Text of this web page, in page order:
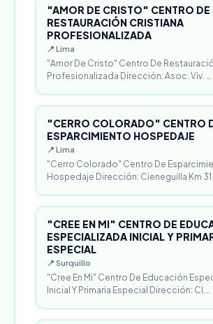
"AMOR DE CRISTO" CENTRO DE
RESTAURACIÓN CRISTIANA
PROFESIONALIZADA
📍 Lima
"Amor De Cristo" Centro De
Profesionalizada Dirección: Asoc. Viv. …
"CERRO COLORADO" CENTRO
ESPARCIMIENTO HOSPEDAJE
📍 Lima
"Cerro Colorado" Centro De
Hospedaje Dirección: Cieneguilla Km 31
"CREE EN MI" CENTRO DE
ESPECIALIZADA INICIAL Y
ESPECIAL
📍 Surquillo
"Cree En Mi" Centro De Educación
Inicial Y Primaria Especial Dirección: Cl.…